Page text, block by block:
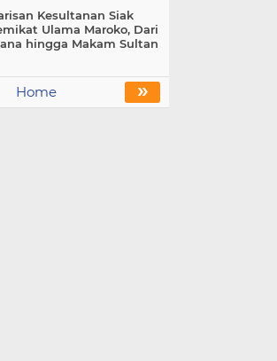
Kesultanan Siak
Ulama Maroko, Dari
hingga Makam Sultan
»
Home